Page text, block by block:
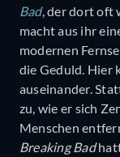
Bad, der dort oft
macht aus ihr
modernen
die Geduld. Hier
auseinander.
zu, wie er sich
Menschen
Breaking Bad